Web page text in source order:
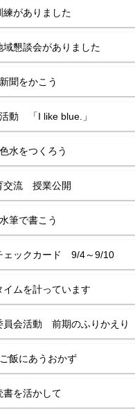
練がありました
域懇談会がありました
聞をかこう
動 「I like blue.」
水をつくろう
交流 授業公開
筆で書こう
ェックカード 9/4～9/10
イムを計っています
員会活動 前期のふりかえり
飯にあうおかず
書を活かして